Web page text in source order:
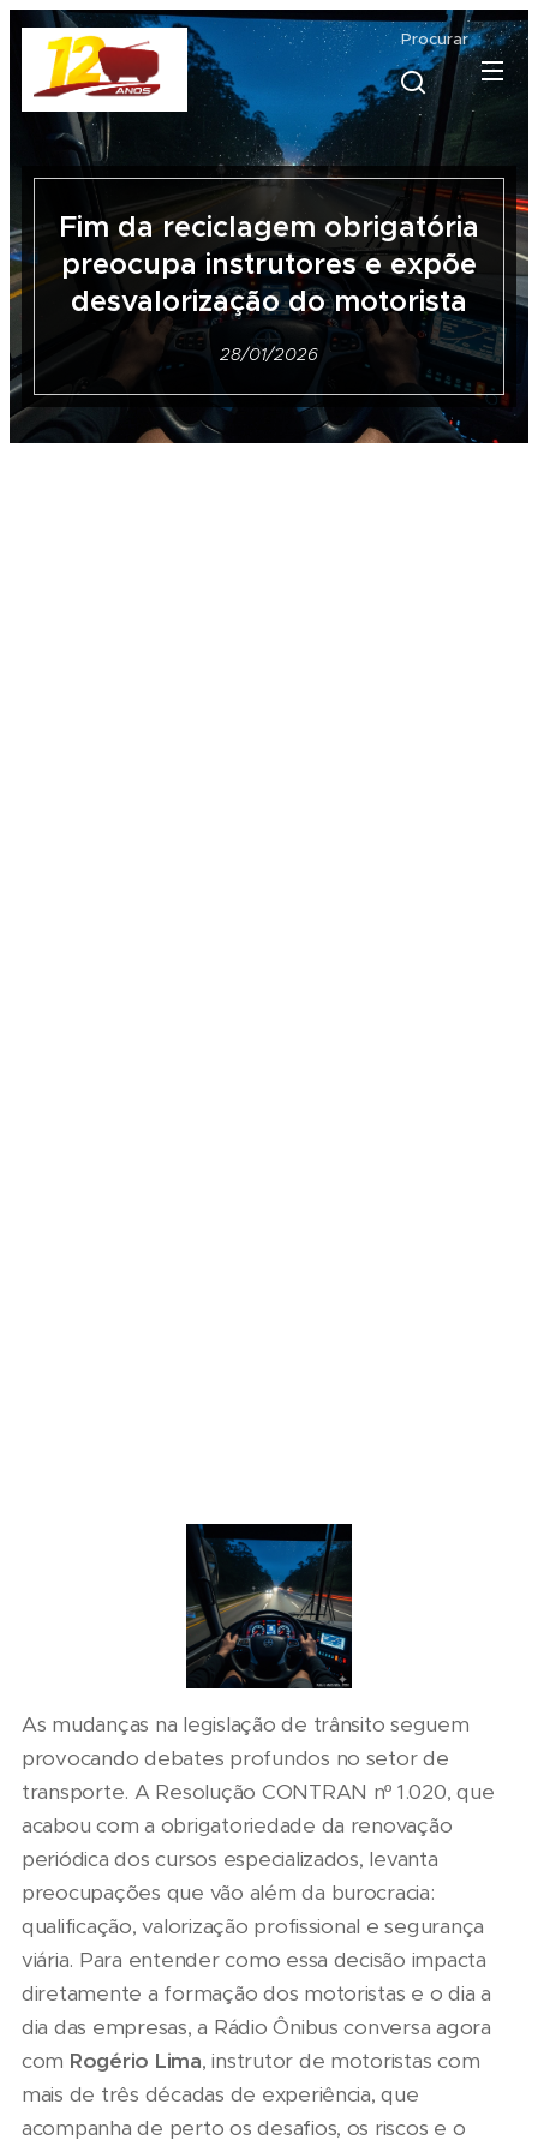
Procurar
Fim da reciclagem obrigatória
preocupa instrutores e expõe
desvalorização do motorista
28/01/2026
As mudanças na legislação de trânsito seguem
provocando debates profundos no setor de
transporte. A Resolução CONTRAN nº 1.020, que
acabou com a obrigatoriedade da renovação
periódica dos cursos especializados, levanta
preocupações que vão além da burocracia:
qualificação, valorização profissional e segurança
viária. Para entender como essa decisão impacta
diretamente a formação dos motoristas e o dia a
dia das empresas, a Rádio Ônibus conversa agora
com Rogério Lima, instrutor de motoristas com
mais de três décadas de experiência, que
acompanha de perto os desafios, os riscos e o